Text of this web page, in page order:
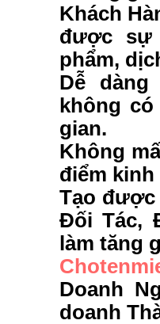
Khách
được sự
phẩm,
Dễ
không
gian.
Không
điểm kinh
Tạo được
Đối Tác,
làm tăng
Doanh
doanh